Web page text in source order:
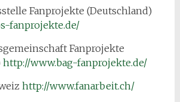
Fanprojekte (Deutschland)
fanprojekte.de/
Fanprojekte
http://www.bag-fanprojekte.de/
http://www.fanarbeit.ch/